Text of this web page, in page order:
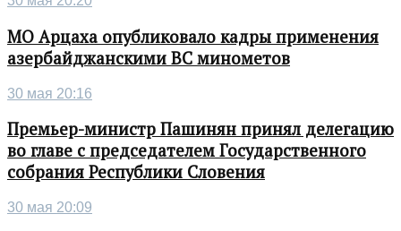
МО Арцаха опубликовало кадры применения
азербайджанскими ВС минометов
30 мая 20:16
Премьер-министр Пашинян принял делегацию
во главе с председателем Государственного
собрания Республики Словения
30 мая 20:09